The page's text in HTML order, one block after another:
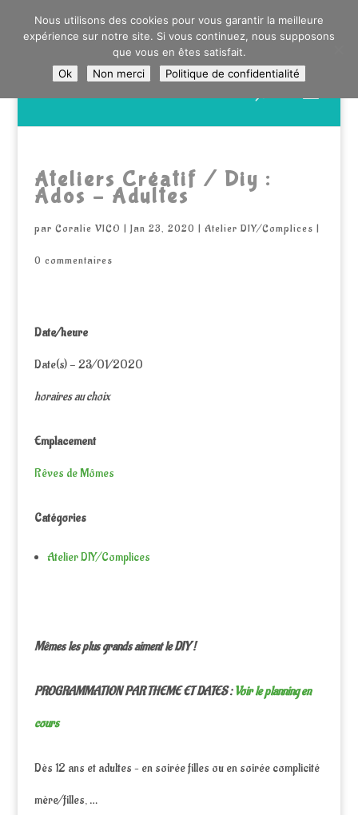
0603176412 - RDV CHEZ SO WATT À SAINT ANDRÉ OU
DANS LA MÉTROPOLE LILLOISE
CRAIENCO@GMAIL.COM
produits
Ateliers Créatif / Diy :
Ados – Adultes
par Coralie VICO | Jan 23, 2020 | Atelier DIY/Complices |
0 commentaires
Date/heure
Date(s) - 23/01/2020
horaires au choix
Emplacement
Rêves de Mômes
Catégories
Atelier DIY/Complices
Mêmes les plus grands aiment le DIY !
PROGRAMMATION PAR THEME ET DATES :Voir le planning en
cours
Dès 12 ans et adultes – en soirée filles ou en soirée complicité
mère/filles, …
Nous utilisons des cookies pour vous garantir la meilleure
expérience sur notre site. Si vous continuez, nous supposons
que vous en êtes satisfait.
Ok
Non merci Politique de confidentialité